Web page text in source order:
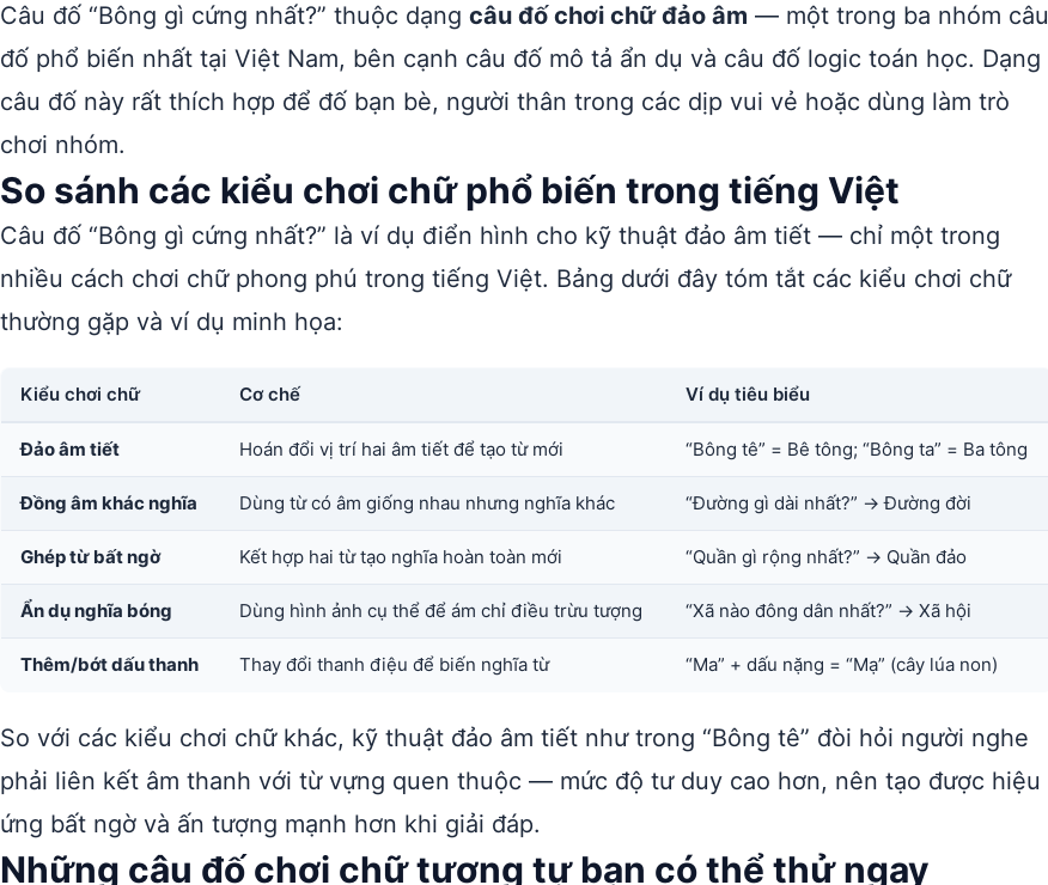
Câu đố “Bông gì cứng nhất?” thuộc dạng câu đố chơi chữ đảo âm — một trong ba nhóm câu
đố phổ biến nhất tại Việt Nam, bên cạnh câu đố mô tả ẩn dụ và câu đố logic toán học. Dạng
câu đố này rất thích hợp để đố bạn bè, người thân trong các dịp vui vẻ hoặc dùng làm trò
chơi nhóm.
So sánh các kiểu chơi chữ phổ biến trong tiếng Việt
Câu đố “Bông gì cứng nhất?” là ví dụ điển hình cho kỹ thuật đảo âm tiết — chỉ một trong
nhiều cách chơi chữ phong phú trong tiếng Việt. Bảng dưới đây tóm tắt các kiểu chơi chữ
thường gặp và ví dụ minh họa:
Kiểu chơi chữ Cơ chế Ví dụ tiêu biểu
Đảo âm tiết Hoán đổi vị trí hai âm tiết để tạo từ mới “Bông tê” = Bê tông; “Bông ta” = Ba tông
Đồng âm khác nghĩa Dùng từ có âm giống nhau nhưng nghĩa khác “Đường gì dài nhất?” → Đường đời
Ghép từ bất ngờ Kết hợp hai từ tạo nghĩa hoàn toàn mới “Quần gì rộng nhất?” → Quần đảo
Ẩn dụ nghĩa bóng Dùng hình ảnh cụ thể để ám chỉ điều trừu tượng “Xã nào đông dân nhất?” → Xã hội
Thêm/bớt dấu thanh Thay đổi thanh điệu để biến nghĩa từ “Ma” + dấu nặng = “Mạ” (cây lúa non)
So với các kiểu chơi chữ khác, kỹ thuật đảo âm tiết như trong “Bông tê” đòi hỏi người nghe
phải liên kết âm thanh với từ vựng quen thuộc — mức độ tư duy cao hơn, nên tạo được hiệu
ứng bất ngờ và ấn tượng mạnh hơn khi giải đáp.
Những câu đố chơi chữ tương tự bạn có thể thử ngay